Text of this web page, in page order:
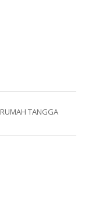
RUMAH TANGGA